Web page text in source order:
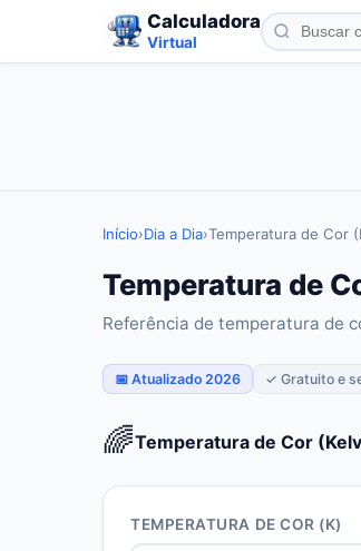
Calculadora
Virtual
Início›Dia a Dia›Temperatura de Cor
Temperatura de
Referência de temperatura de
📅 Atualizado 2026 ✓ Gratuito e
🌈Temperatura de Cor
TEMPERATURA DE COR (K)